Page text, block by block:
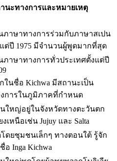
นะทางการและหมายเหตุ
ภาษาทางการร่วมกับภาษาสเปน
ต่ปี 1975 มีจำนวนผู้พูดมากที่สุด
ภาษาทางการทั่วประเทศตั้งแต่ปี
ในชื่อ Kichwa มีสถานะเป็น
การในภูมิภาคที่กำหนด
ใหญ่อยู่ในจังหวัดทางตะวันตก
งเหนือเช่น Jujuy และ Salta
ดยชุมชนเล็กๆ ทางตอนใต้ รู้จัก
อ Inga Kichwa